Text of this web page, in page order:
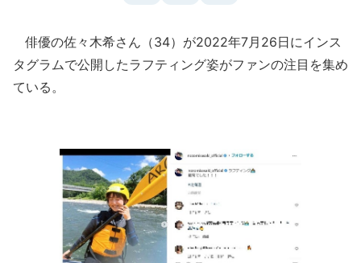
俳優の佐々木希さん（34）が2022年7月26日にインス
タグラムで公開したラフティング姿がファンの注目を集め
ている。